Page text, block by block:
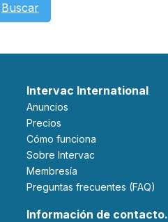
Buscar
Intervac International
Anuncios
Precios
Cómo funciona
Sobre Intervac
Membresía
Preguntas frecuentes (FAQ)
Información de contacto.